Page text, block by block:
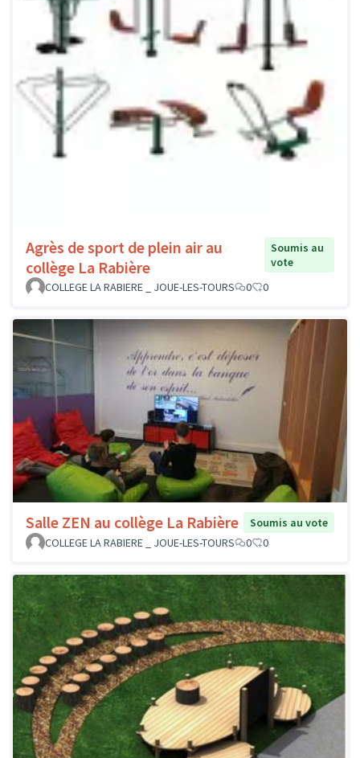
Agrès de sport de plein air au
collège La Rabière
Soumis au
vote
COLLEGE LA RABIERE _ JOUE-LES-TOURS
0 0
Salle ZEN au collège La Rabière
Soumis au vote
COLLEGE LA RABIERE _ JOUE-LES-TOURS
0 0